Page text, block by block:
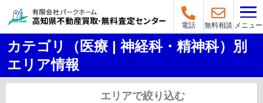
電話 無料相談 メニュー
カテゴリ（医療 | 神経科・精神科）別
エリア情報
エリアで絞り込む